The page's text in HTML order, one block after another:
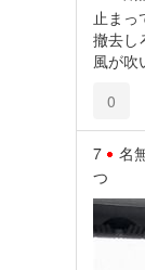
止まっ
撤去し
風が吹
0
7 名
つ